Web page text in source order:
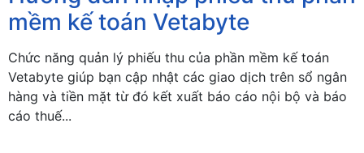
mềm kế toán Vetabyte
Chức năng quản lý phiếu thu của phần mềm kế toán
Vetabyte giúp bạn cập nhật các giao dịch trên sổ ngân
hàng và tiền mặt từ đó kết xuất báo cáo nội bộ và báo
cáo thuế...